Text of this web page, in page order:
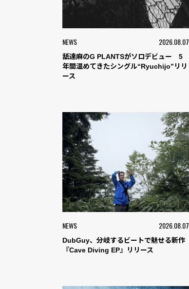
NEWS 2026.08.07
舐達麻のG PLANTSがソロデビュー 5
年間温めてきたシングル“Ryuchijo”リリ
ース
NEWS 2026.08.07
DubGuy、分岐するビートで魅せる新作
『Cave Diving EP』リリース